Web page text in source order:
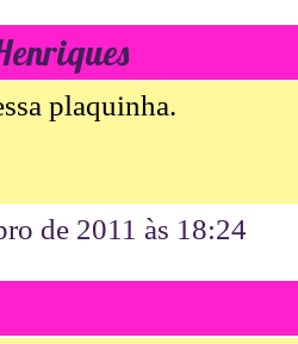
plaquinha.
de 2011 às 18:24